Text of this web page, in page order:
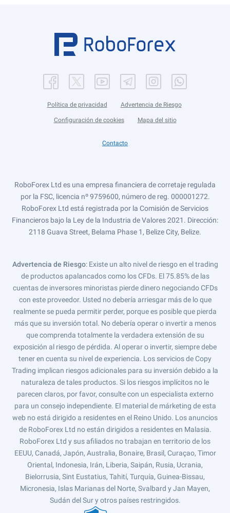
Política de privacidad Advertencia de Riesgo
Configuración de cookies Mapa del sitio
Contacto
RoboForex Ltd es una empresa financiera de corretaje regulada
por la FSC, licencia nº 9759600, número de reg. 000001272.
RoboForex Ltd está registrada por la Comisión de Servicios
Financieros bajo la Ley de la Industria de Valores 2021. Dirección:
2118 Guava Street, Belama Phase 1, Belize City, Belize.
Advertencia de Riesgo: Existe un alto nivel de riesgo en el trading
de productos apalancados como los CFDs. El 75.85% de las
cuentas de inversores minoristas pierde dinero negociando CFDs
con este proveedor. Usted no debería arriesgar más de lo que
realmente se pueda permitir perder, porque es posible que pierda
más que su inversión total. No debería operar o invertir a menos
que comprenda totalmente la verdadera extensión de su
exposición al riesgo de pérdida. Al operar o invertir, siempre debe
tener en cuenta su nivel de experiencia. Los servicios de Copy
Trading implican riesgos adicionales para su inversión debido a la
naturaleza de tales productos. Si los riesgos implícitos no le
parecen claros, por favor, consulte con un especialista externo
para un consejo independiente. El material de márketing de esta
web no está dirigido a residentes en el Reino Unido. Los anuncios
de RoboForex Ltd no están dirigidos a residentes en Malasia.
RoboForex Ltd y sus afiliados no trabajan en territorio de los
EEUU, Canadá, Japón, Australia, Bonaire, Brasil, Curaçao, Timor
Oriental, Indonesia, Irán, Liberia, Saipán, Rusia, Ucrania,
Bielorrusia, Sint Eustatius, Tahití, Turquía, Guinea-Bissau,
Micronesia, Islas Marianas del Norte, Svalbard y Jan Mayen,
Sudán del Sur y otros países restringidos.